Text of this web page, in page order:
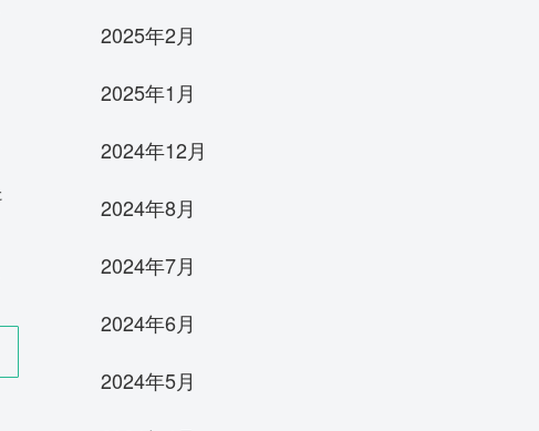
2025年2月
2025年1月
2024年12月
2024年8月
2024年7月
2024年6月
2024年5月